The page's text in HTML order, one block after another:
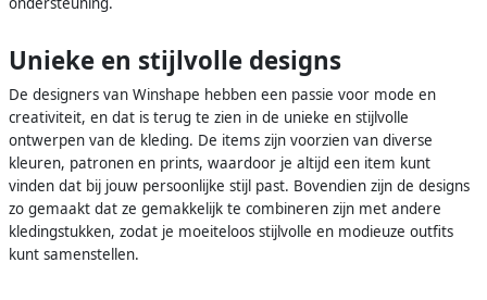
Unieke en stijlvolle designs
De designers van Winshape hebben een passie voor mode en
creativiteit, en dat is terug te zien in de unieke en stijlvolle
ontwerpen van de kleding. De items zijn voorzien van diverse
kleuren, patronen en prints, waardoor je altijd een item kunt
vinden dat bij jouw persoonlijke stijl past. Bovendien zijn de designs
zo gemaakt dat ze gemakkelijk te combineren zijn met andere
kledingstukken, zodat je moeiteloos stijlvolle en modieuze outfits
kunt samenstellen.